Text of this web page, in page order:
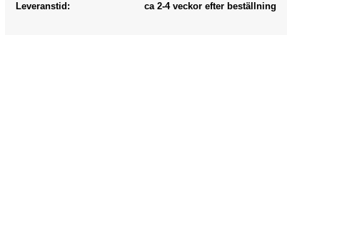
Leveranstid
ca 2-4 veckor efter beställning